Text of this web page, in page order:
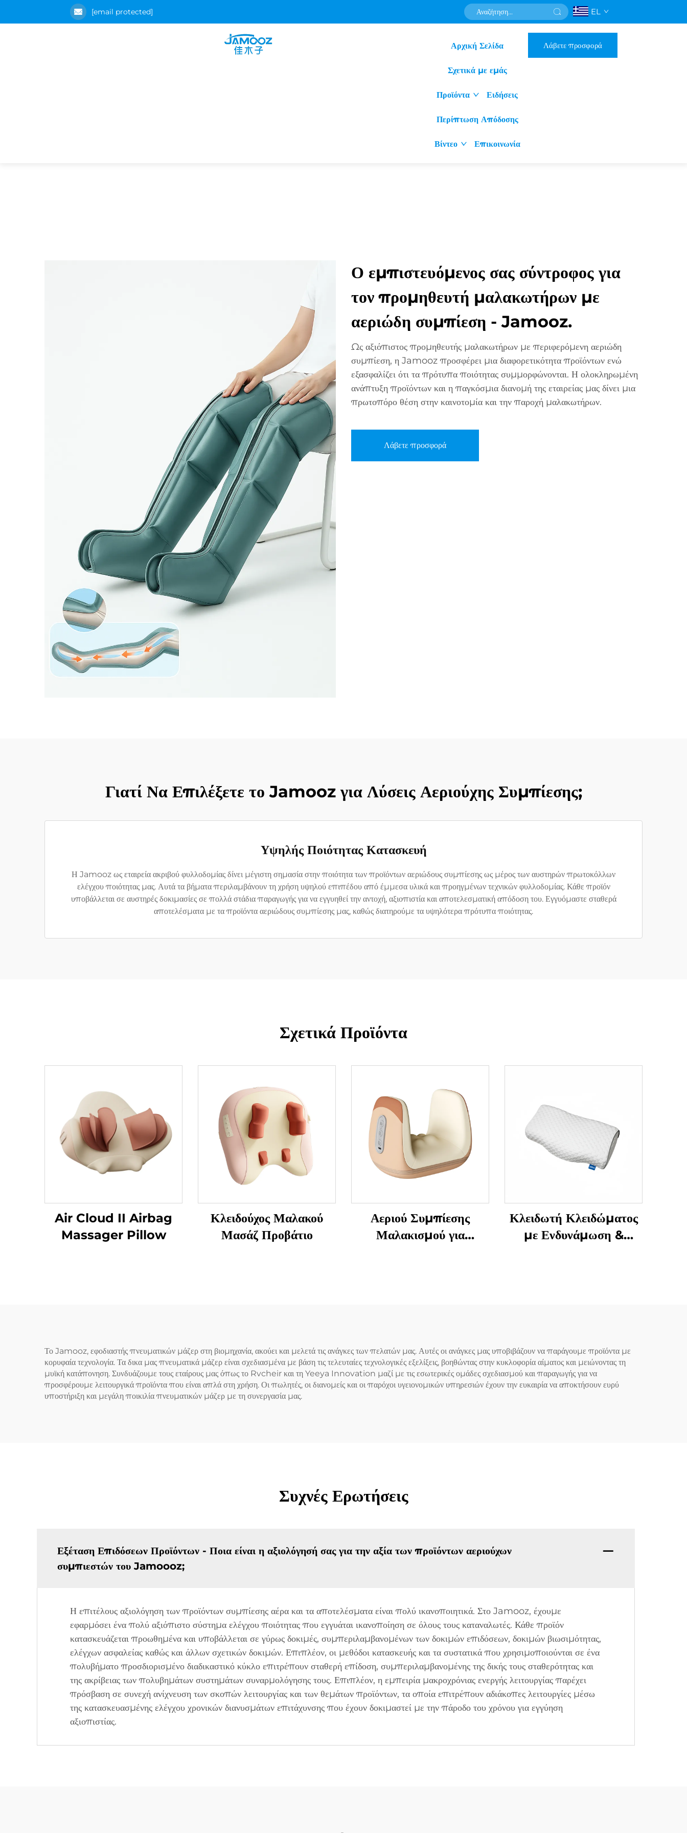
[email protected] EL
Αρχική Σελίδα
Σχετικά με εμάς
Προϊόντα Ειδήσεις
Περίπτωση Απόδοσης
Βίντεο Επικοινωνία
Λάβετε προσφορά
Ο εμπιστευόμενος σας σύντροφος για
τον προμηθευτή μαλακωτήρων με
αεριώδη συμπίεση - Jamooz.
Ως αξιόπιστος προμηθευτής μαλακωτήρων με περιφερόμενη αεριώδη
συμπίεση, η Jamooz προσφέρει μια διαφορετικότητα προϊόντων ενώ
εξασφαλίζει ότι τα πρότυπα ποιότητας συμμορφώνονται. Η ολοκληρωμένη
ανάπτυξη προϊόντων και η παγκόσμια διανομή της εταιρείας μας δίνει μια
πρωτοπόρο θέση στην καινοτομία και την παροχή μαλακωτήρων.
Λάβετε προσφορά
Γιατί Να Επιλέξετε το Jamooz για Λύσεις Αεριούχης Συμπίεσης;
Υψηλής Ποιότητας Κατασκευή
Η Jamooz ως εταιρεία ακριβού φυλλοδομίας δίνει μέγιστη σημασία στην ποιότητα των προϊόντων αεριώδους συμπίεσης ως μέρος των αυστηρών πρωτοκόλλων
ελέγχου ποιότητας μας. Αυτά τα βήματα περιλαμβάνουν τη χρήση υψηλού επιπέδου από έμμεσα υλικά και προηγμένων τεχνικών φυλλοδομίας. Κάθε προϊόν
υποβάλλεται σε αυστηρές δοκιμασίες σε πολλά στάδια παραγωγής για να εγγυηθεί την αντοχή, αξιοπιστία και αποτελεσματική απόδοση του. Εγγυόμαστε σταθερά
αποτελέσματα με τα προϊόντα αεριώδους συμπίεσης μας, καθώς διατηρούμε τα υψηλότερα πρότυπα ποιότητας.
Σχετικά Προϊόντα
Air Cloud II Airbag
Massager Pillow
Κλειδούχος Μαλακού
Μασάζ Προβάτιο
Αεριού Συμπίεσης
Μαλακισμού για
Κλειδωτή Κλειδώματος
με Ενδυνάμωση &
Το Jamooz, εφοδιαστής πνευματικών μάζερ στη βιομηχανία, ακούει και μελετά τις ανάγκες των πελατών μας. Αυτές οι ανάγκες μας υποβιβάζουν να παράγουμε προϊόντα με
κορυφαία τεχνολογία. Τα δικα μας πνευματικά μάζερ είναι σχεδιασμένα με βάση τις τελευταίες τεχνολογικές εξελίξεις, βοηθώντας στην κυκλοφορία αίματος και μειώνοντας τη
μυϊκή κατάπονηση. Συνδυάζουμε τους εταίρους μας όπως το Rvcheir και τη Yeeya Innovation μαζί με τις εσωτερικές ομάδες σχεδιασμού και παραγωγής για να
προσφέρουμε λειτουργικά προϊόντα που είναι απλά στη χρήση. Οι πωλητές, οι διανομείς και οι παρόχοι υγειονομικών υπηρεσιών έχουν την ευκαιρία να αποκτήσουν ευρύ
υποστήριξη και μεγάλη ποικιλία πνευματικών μάζερ με τη συνεργασία μας.
Συχνές Ερωτήσεις
Εξέταση Επιδόσεων Προϊόντων - Ποια είναι η αξιολόγησή σας για την αξία των προϊόντων αεριούχων
συμπιεστών του Jamoooz;
Η επιτέλους αξιολόγηση των προϊόντων συμπίεσης αέρα και τα αποτελέσματα είναι πολύ ικανοποιητικά. Στο Jamooz, έχουμε
εφαρμόσει ένα πολύ αξιόπιστο σύστημα ελέγχου ποιότητας που εγγυάται ικανοποίηση σε όλους τους καταναλωτές. Κάθε προϊόν
κατασκευάζεται προωθημένα και υποβάλλεται σε γύρως δοκιμές, συμπεριλαμβανομένων των δοκιμών επιδόσεων, δοκιμών βιωσιμότητας,
ελέγχων ασφαλείας καθώς και άλλων σχετικών δοκιμών. Επιπλέον, οι μεθόδοι κατασκευής και τα συστατικά που χρησιμοποιούνται σε ένα
πολυβήματο προσδιορισμένο διαδικαστικό κύκλο επιτρέπουν σταθερή επίδοση, συμπεριλαμβανομένης της δικής τους σταθερότητας και
της ακρίβειας των πολυβημάτων συστημάτων συναρμολόγησης τους. Επιπλέον, η εμπειρία μακροχρόνιας ενεργής λειτουργίας παρέχει
πρόσβαση σε συνεχή ανίχνευση των σκοπών λειτουργίας και των θεμάτων προϊόντων, τα οποία επιτρέπουν αδιάκοπες λειτουργίες μέσω
της κατασκευασμένης ελέγχου χρονικών διανυσμάτων επιτάχυνσης που έχουν δοκιμαστεί με την πάροδο του χρόνου για εγγύηση
αξιοπιστίας.